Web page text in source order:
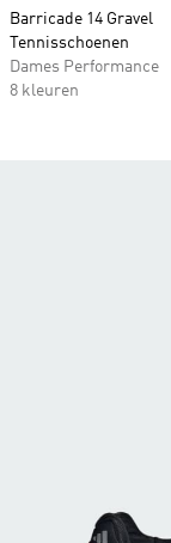
Barricade 14 Gravel
Tennisschoenen
Dames Performance
8 kleuren